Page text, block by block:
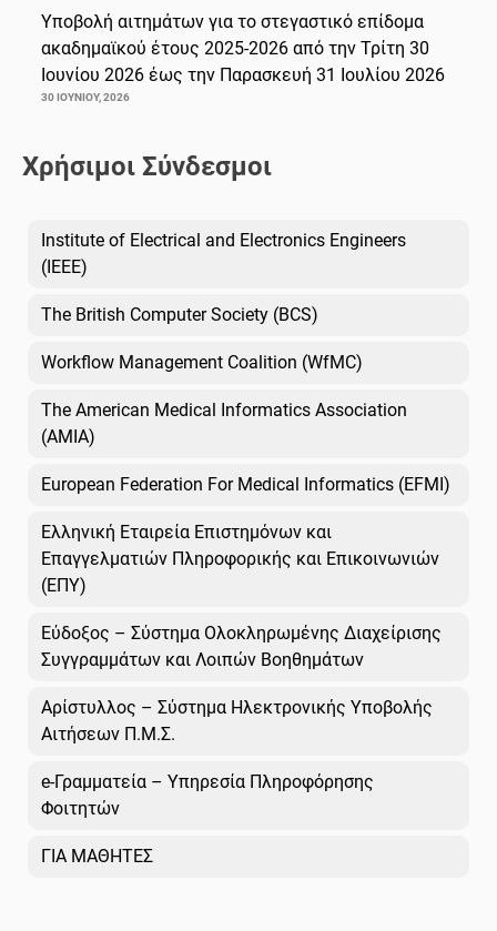
Υποβολή αιτημάτων για το στεγαστικό επίδομα
ακαδημαϊκού έτους 2025-2026 από την Τρίτη 30
Ιουνίου 2026 έως την Παρασκευή 31 Ιουλίου 2026
30 ΙΟΥΝΊΟΥ, 2026
Χρήσιμοι Σύνδεσμοι
Institute of Electrical and Electronics Engineers
(IEEE)
The British Computer Society (BCS)
Workflow Management Coalition (WfMC)
The American Medical Informatics Association
(AMIA)
European Federation For Medical Informatics (EFMI)
Ελληνική Εταιρεία Επιστημόνων και
Επαγγελματιών Πληροφορικής και Επικοινωνιών
(ΕΠΥ)
Εύδοξος – Σύστημα Ολοκληρωμένης Διαχείρισης
Συγγραμμάτων και Λοιπών Βοηθημάτων
Αρίστυλλος – Σύστημα Ηλεκτρονικής Υποβολής
Αιτήσεων Π.Μ.Σ.
e-Γραμματεία – Υπηρεσία Πληροφόρησης
Φοιτητών
ΓΙΑ ΜΑΘΗΤΕΣ